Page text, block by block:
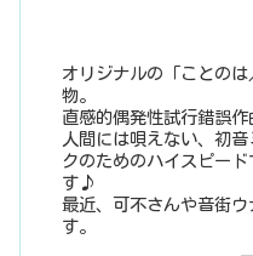
オリジナルの「ことの
物。
直感的偶発性試行錯誤作
人間には唄えない、初
クのためのハイスピー
す♪
最近、可不さんや音街
す。